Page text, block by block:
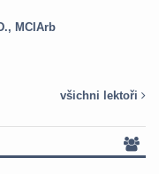
MCIArb
všichni lektoři